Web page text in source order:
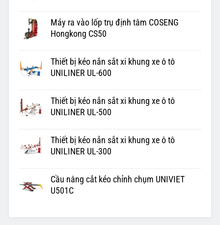
Máy ra vào lốp trụ định tâm COSENG
Hongkong CS50
Thiết bị kéo nắn sắt xi khung xe ô tô
UNILINER UL-600
Thiết bị kéo nắn sắt xi khung xe ô tô
UNILINER UL-500
Thiết bị kéo nắn sắt xi khung xe ô tô
UNILINER UL-300
Cầu nâng cắt kéo chỉnh chụm UNIVIET
U501C